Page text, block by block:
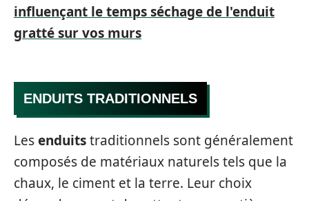
influençant le temps séchage de l'enduit
gratté sur vos murs
ENDUITS TRADITIONNELS
Lesenduitstraditionnels sont généralement
composés de matériaux naturels tels que la
chaux, le ciment et la terre. Leur choix